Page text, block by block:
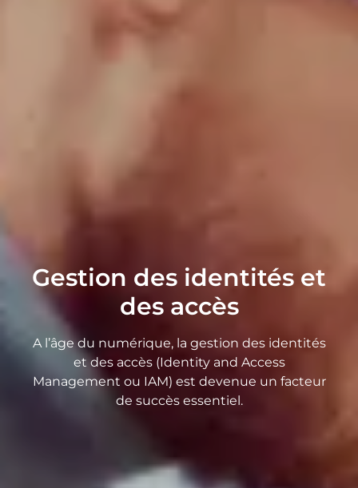
Gestion des identités et
des accès
A l’âge du numérique, la gestion des identités
et des accès (Identity and Access
Management ou IAM) est devenue un facteur
de succès essentiel.